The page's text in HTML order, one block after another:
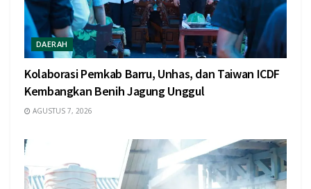
DAERAH
Kolaborasi Pemkab Barru, Unhas, dan Taiwan ICDF
Kembangkan Benih Jagung Unggul
AGUSTUS 7, 2026